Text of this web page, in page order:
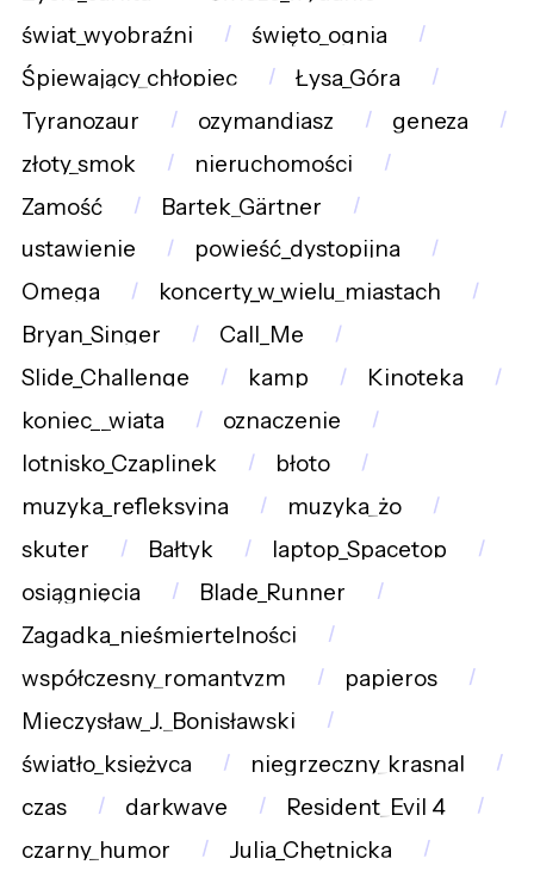
świat_wyobraźni
święto_ognia
Śpiewający_chłopiec
Łysa_Góra
Tyranozaur
ozymandiasz
geneza
złoty_smok
nieruchomości
Zamość
Bartek_Gärtner
ustawienie
powieść_dystopijna
Omega
koncerty_w_wielu_miastach
Bryan_Singer
Call_Me
Slide_Challenge
kamp
Kinoteka
koniec__wiata
oznaczenie
lotnisko_Czaplinek
błoto
muzyka_refleksyjna
muzyka_żo
skuter
Bałtyk
laptop_Spacetop
osiągnięcia
Blade_Runner
Zagadka_nieśmiertelności
współczesny_romantyzm
papieros
Mieczysław_J._Bonisławski
światło_księżyca
niegrzeczny_krasnal
czas
darkwave
Resident_Evil_4
czarny_humor
Julia_Chętnicka